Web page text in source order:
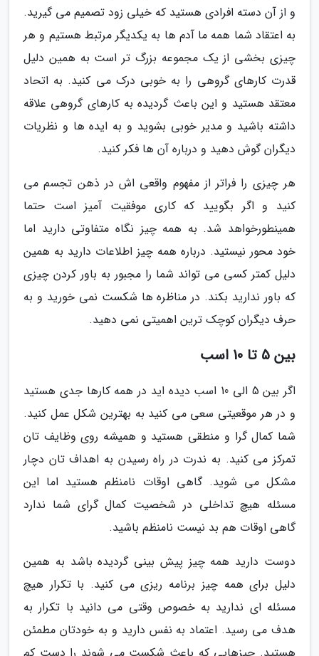
و از آن دسته افرادی هستید که خیلی زود تصمیم می گیرید.
به اعتقاد شما همه ما آدم ها به یکدیگر مرتبط هستیم و هر
چیزی بخشی از یک مجموعه بزرگ تر است به همین دلیل
قدرت کارهای گروهی را به خوبی درک می کنید. به اتحاد
معتقد هستید و این باعث گردیده به کارهای گروهی علاقه
داشته باشید و مدیر خوبی بشوید و به ایده ها و نظریات
دیگران گوش دهید و درباره آن ها فکر کنید.
هر چیزی را فراتر از مفهوم واقعی اش در ذهن تجسم می
کنید و اگر بگویید که کاری موفقیت آمیز است حتما
همینطورخواهد شد. به همه چیز نگاه متفاوتی دارید اما
خود محور نیستید. درباره همه چیز اطلاعات دارید به همین
دلیل کمتر کسی می تواند شما را مجبور به باور کردن چیزی
که باور ندارید بکند. در مناظره ها شکست نمی خورید و به
حرف دیگران کوچک ترین اهمیتی نمی دهید.
بین 5 تا 10 اسب
اگر بین 5 الی 10 اسب دیده اید در همه کارها جدی هستید
و در هر موقعیتی سعی می کنید به بهترین شکل عمل کنید.
شما کمال گرا و منطقی هستید و همیشه روی وظایف تان
تمرکز می کنید. به ندرت در راه رسیدن به اهداف تان دچار
مشکل می شوید. گاهی اوقات نامنظم هستید اما این
مسئله هیچ تداخلی در شخصیت کمال گرای شما ندارد
گاهی اوقات هم بد نیست نامنظم باشید.
دوست دارید همه چیز پیش بینی گردیده باشد به همین
دلیل برای همه چیز برنامه ریزی می کنید. با تکرار هیچ
مسئله ای ندارید به خصوص وقتی می دانید با تکرار به
هدف می رسید. اعتماد به نفس دارید و به خودتان مطمئن